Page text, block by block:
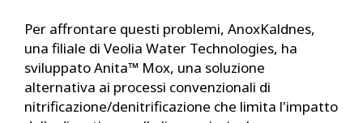
Per affrontare questi problemi, AnoxKaldnes,
una filiale di Veolia Water Technologies, ha
sviluppato Anita™ Mox, una soluzione
alternativa ai processi convenzionali di
nitrificazione/denitrificazione che limita l'impatto